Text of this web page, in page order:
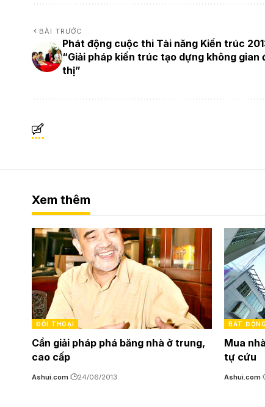
BÀI TRƯỚC
Phát động cuộc thi Tài năng Kiến trúc
“Giải pháp kiến trúc tạo dựng không gian
thị”
Xem thêm
ĐỐI THOẠI
Cần giải pháp phá băng nhà ở trung,
cao cấp
Ashui.com 24/06/2013
BẤT
Mua
tự cứu
Ashui.com